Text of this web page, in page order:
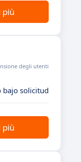
più
degli utenti
bajo solicitud
più